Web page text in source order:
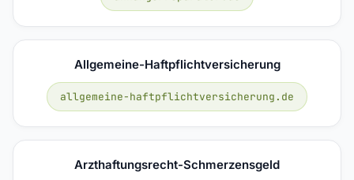
Allgemeine-Haftpflichtversicherung
allgemeine-haftpflichtversicherung.de
Arzthaftungsrecht-Schmerzensgeld